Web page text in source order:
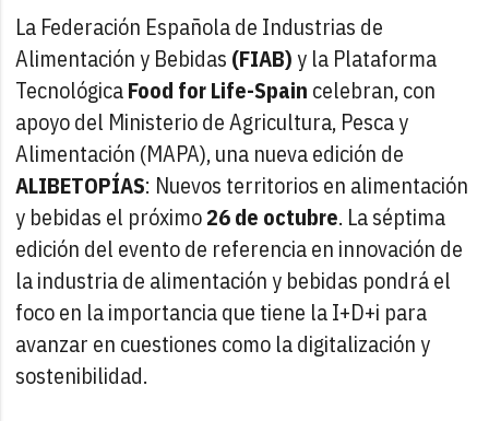
La Federación Española de Industrias de
Alimentación y Bebidas (FIAB)y la Plataforma
TecnológicaFood for Life-Spain celebran, con
apoyo del Ministerio de Agricultura, Pesca y
Alimentación (MAPA), una nueva edición de
ALIBETOPÍAS: Nuevos territorios en alimentación
y bebidas el próximo26 de octubre. La séptima
edición del evento de referencia en innovación de
la industria de alimentación y bebidas pondrá el
foco en la importancia que tiene la I+D+i para
avanzar en cuestiones como la digitalización y
sostenibilidad.